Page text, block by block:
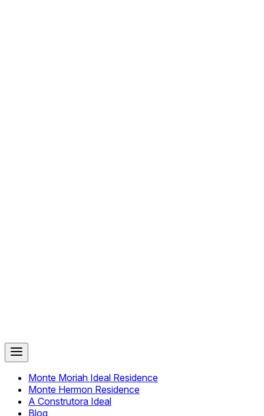
Monte Moriah Ideal Residence
Monte Hermon Residence
A Construtora Ideal
Blog